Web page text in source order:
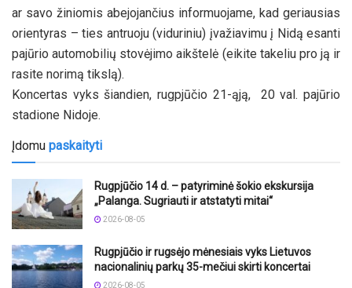
ar savo žiniomis abejojančius informuojame, kad geriausias
orientyras – ties antruoju (viduriniu) įvažiavimu į Nidą esanti
pajūrio automobilių stovėjimo aikštelė (eikite takeliu pro ją ir
rasite norimą tikslą).
Koncertas vyks šiandien, rugpjūčio 21-ąją, 20 val. pajūrio
stadione Nidoje.
Įdomu paskaityti
Rugpjūčio 14 d. – patyriminė šokio ekskursija
„Palanga. Sugriauti ir atstatyti mitai“
2026-08-05
Rugpjūčio ir rugsėjo mėnesiais vyks Lietuvos
nacionalinių parkų 35-mečiui skirti koncertai
2026-08-05